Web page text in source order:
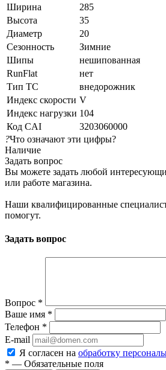
Ширина
285
Высота
35
Диаметр
20
Сезонность
Зимние
Шипы
нешипованная
RunFlat
нет
Тип ТС
внедорожник
Индекс скорости V
Индекс нагрузки 104
Код CAI
3203060000
?Что означают эти цифры?
Наличие
Задать вопрос
Вы можете задать любой
или работе магазина.
Наши квалифицированные
помогут.
Задать вопрос
Вопрос *
Ваше имя *
Телефон *
E-mail
Я согласен на обработку
* — Обязательные поля